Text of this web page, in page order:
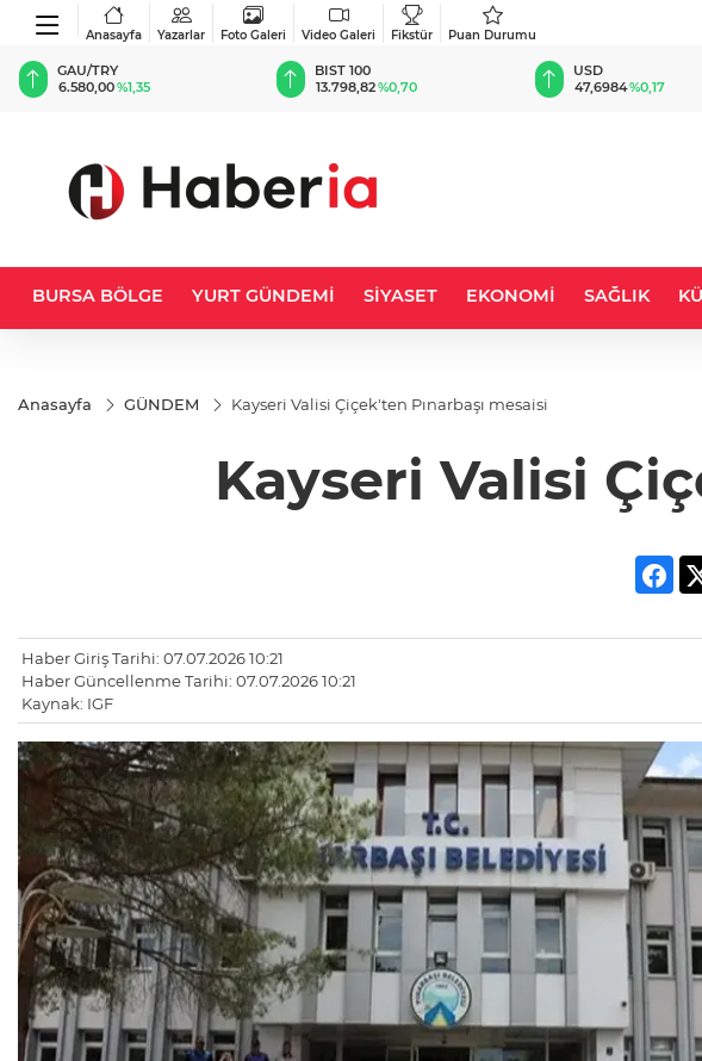
Anasayfa Yazarlar Foto Galeri Video Galeri Fikstür Puan Durumu
GAU/TRY
6.580,00%1,35
BIST 100
13.798,82%0,70
USD
47,6984%0,17
BURSA BÖLGE YURT GÜNDEMİ SİYASET EKONOMİ SAĞLIK
Anasayfa GÜNDEM Kayseri Valisi Çiçek'ten Pınarbaşı mesaisi
Kayseri Valisi
Haber Giriş Tarihi: 07.07.2026 10:21
Haber Güncellenme Tarihi: 07.07.2026 10:21
Kaynak: IGF